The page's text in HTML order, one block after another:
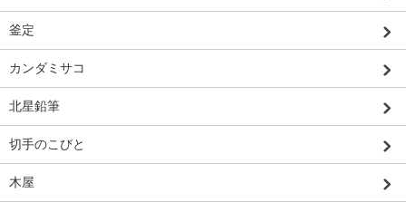
釜定
カンダミサコ
北星鉛筆
切手のこびと
木屋